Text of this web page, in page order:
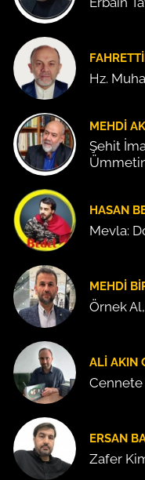
Hz.
MEHDI
Şehit
HASAN
Mevla:
MEHDI
Örnek
ALI AKIN
Cennete
ERSAN
Zafer